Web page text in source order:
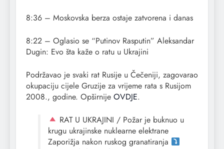
8:36 – Moskovska berza ostaje zatvorena i danas
8:22 – Oglasio se “Putinov Rasputin” Aleksandar
Dugin: Evo šta kaže o ratu u Ukrajini
Podržavao je svaki rat Rusije u Čečeniji, zagovarao
okupaciju cijele Gruzije za vrijeme rata s Rusijom
2008., godine. Opširnije OVDJE.
RAT U UKRAJINI / Požar je buknuo u
krugu ukrajinske nuklearne elektrane
Zaporižja nakon ruskog granatiranja